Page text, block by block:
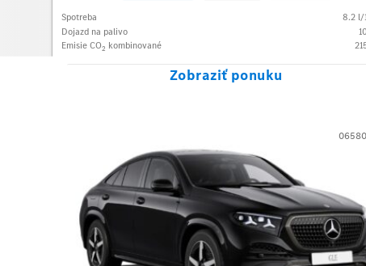
Spotreba 8.2 l/
Dojazd na palivo
Emisie CO2 kombinované
Zobraziť ponuku